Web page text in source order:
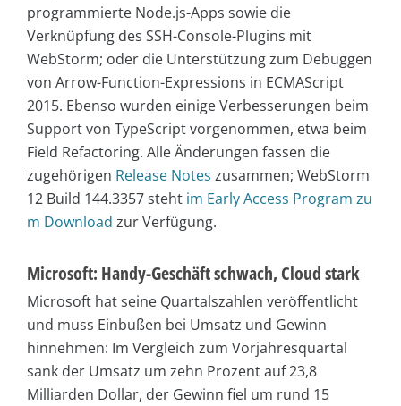
programmierte Node.js-Apps sowie die
Verknüpfung des SSH-Console-Plugins mit
WebStorm; oder die Unterstützung zum Debuggen
von Arrow-Function-Expressions in ECMAScript
2015. Ebenso wurden einige Verbesserungen beim
Support von TypeScript vorgenommen, etwa beim
Field Refactoring. Alle Änderungen fassen die
zugehörigen Release Notes zusammen; WebStorm
12 Build 144.3357 steht im Early Access Program zu
m Download zur Verfügung.
Microsoft: Handy-Geschäft schwach, Cloud stark
Microsoft hat seine Quartalszahlen veröffentlicht
und muss Einbußen bei Umsatz und Gewinn
hinnehmen: Im Vergleich zum Vorjahresquartal
sank der Umsatz um zehn Prozent auf 23,8
Milliarden Dollar, der Gewinn fiel um rund 15